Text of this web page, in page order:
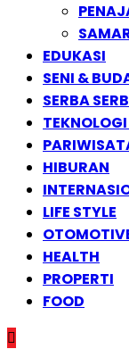
EDUKASI
SENI &
SERBA
HIBURAN
LIFE STYLE
HEALTH
PROPERTI
FOOD